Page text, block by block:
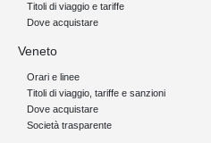
Titoli di viaggio e tariffe
Dove acquistare
Veneto
Orari e linee
Titoli di viaggio, tariffe e sanzioni
Dove acquistare
Società trasparente